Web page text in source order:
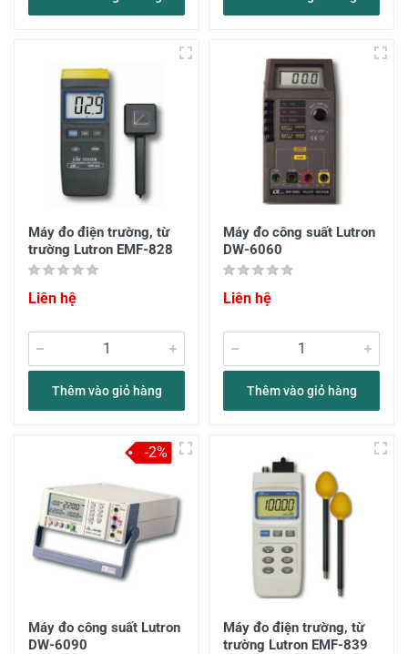
Máy đo điện trường, từ
trường Lutron EMF-828
Liên hệ
Thêm vào giỏ hàng
Máy đo công suất Lutron
DW-6060
Liên hệ
Thêm vào giỏ hàng
Máy đo công suất Lutron
DW-6090
-2%
Máy đo điện trường, từ
trường Lutron EMF-839